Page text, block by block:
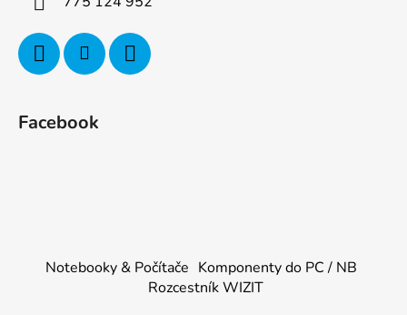
Facebook
Notebooky & Počítače Komponenty do PC / NB
Rozcestník WIZIT